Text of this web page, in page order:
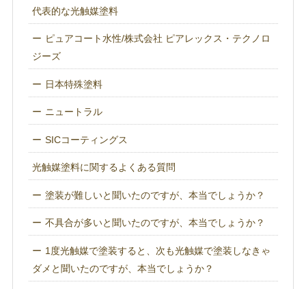
代表的な光触媒塗料
ピュアコート水性/株式会社 ピアレックス・テクノロ
ジーズ
日本特殊塗料
ニュートラル
SICコーティングス
光触媒塗料に関するよくある質問
塗装が難しいと聞いたのですが、本当でしょうか？
不具合が多いと聞いたのですが、本当でしょうか？
1度光触媒で塗装すると、次も光触媒で塗装しなきゃ
ダメと聞いたのですが、本当でしょうか？